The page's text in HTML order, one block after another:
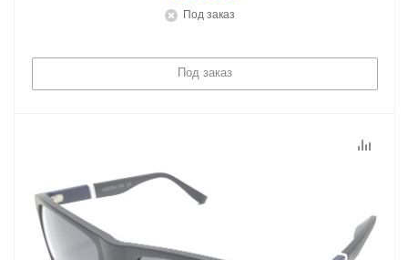
Под заказ
Под заказ